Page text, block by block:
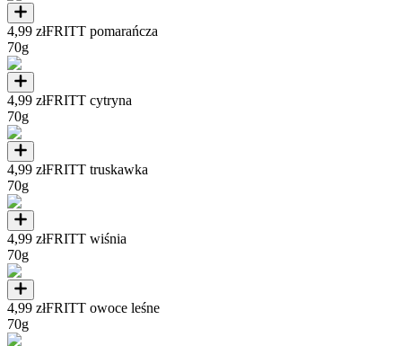
4,99 złFRITT pomarańcza
70g
4,99 złFRITT cytryna
70g
4,99 złFRITT truskawka
70g
4,99 złFRITT wiśnia
70g
4,99 złFRITT owoce leśne
70g